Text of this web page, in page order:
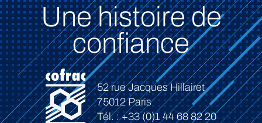
Une histoire de
confiance
52 rue Jacques Hillairet
75012 Paris
Tél. : +33 (0)1 44 68 82 20